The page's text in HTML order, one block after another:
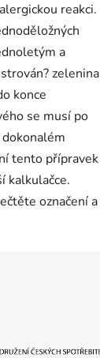
reakci.
a
zelenina
konce
se musí po
tento přípravek
kalkulačce.
označení a